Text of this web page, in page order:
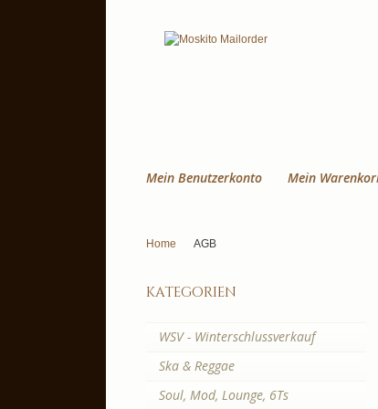
Mein Benutzerkonto Mein
Home AGB
kategorien
WSV - Winterschlussverkauf
Ska & Reggae
Soul, Mod, Lounge, 6Ts